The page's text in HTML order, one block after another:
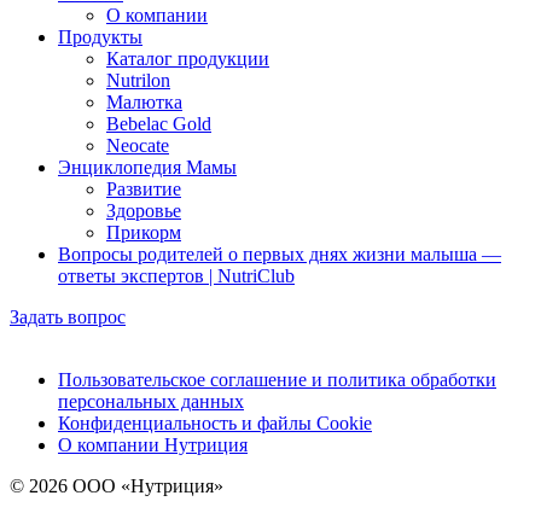
О компании
Продукты
Каталог продукции
Nutrilon
Малютка
Bebelac Gold
Neocate
Энциклопедия Мамы
Развитие
Здоровье
Прикорм
Вопросы родителей о первых днях жизни малыша —
ответы экспертов | NutriClub
Задать вопрос
Пользовательское соглашение и политика обработки
персональных данных
Конфиденциальность и файлы Cookie
О компании Нутриция
© 2026 ООО «Нутриция»